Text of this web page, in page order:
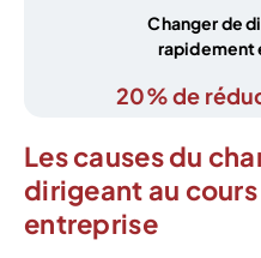
Changer de
rapidement
20% de
Les causes du
dirigeant au cours
entreprise